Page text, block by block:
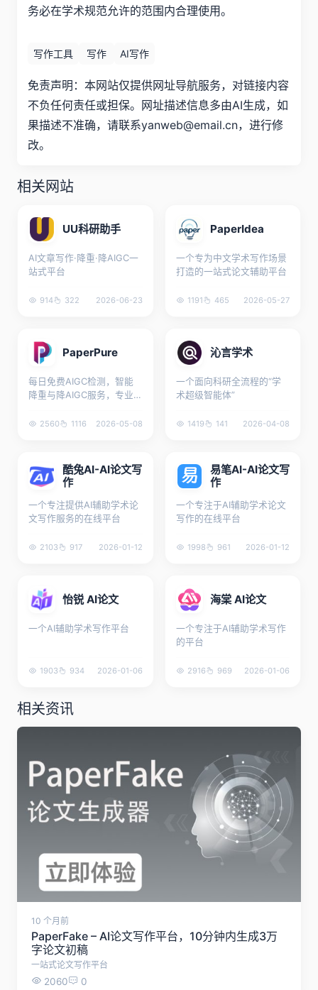
务必在学术规范允许的范围内合理使用。
写作工具 写作 AI写作
免责声明：本网站仅提供网址导航服务，对链接内容
不负任何责任或担保。网址描述信息多由AI生成，如
果描述不准确，请联系yanweb@email.cn，进行修
改。
相关网站
UU科研助手
AI文章写作·降重·降AIGC一
站式平台
914 322 2026-06-23
PaperIdea
一个专为中文学术写作场景
打造的一站式论文辅助平台
1191 465 2026-05-27
PaperPure
每日免费AIGC检测，智能
降重与降AIGC服务，专业
2560 1116 2026-05-08
沁言学术
一个面向科研全流程的“学
术超级智能体”
1419 141 2026-04-08
酷兔AI-AI论文写
作
一个专注提供AI辅助学术论
文写作服务的在线平台
2103 917 2026-01-12
易笔AI-AI论文写
作
一个专注于AI辅助学术论文
写作的在线平台
1998 961 2026-01-12
怡锐 AI论文
一个AI辅助学术写作平台
1903 934 2026-01-06
海棠 AI论文
一个专注于AI辅助学术写作
的平台
2916 969 2026-01-06
相关资讯
10 个月前
PaperFake – AI论文写作平台，10分钟内生成3万
字论文初稿
一站式论文写作平台
2060 0